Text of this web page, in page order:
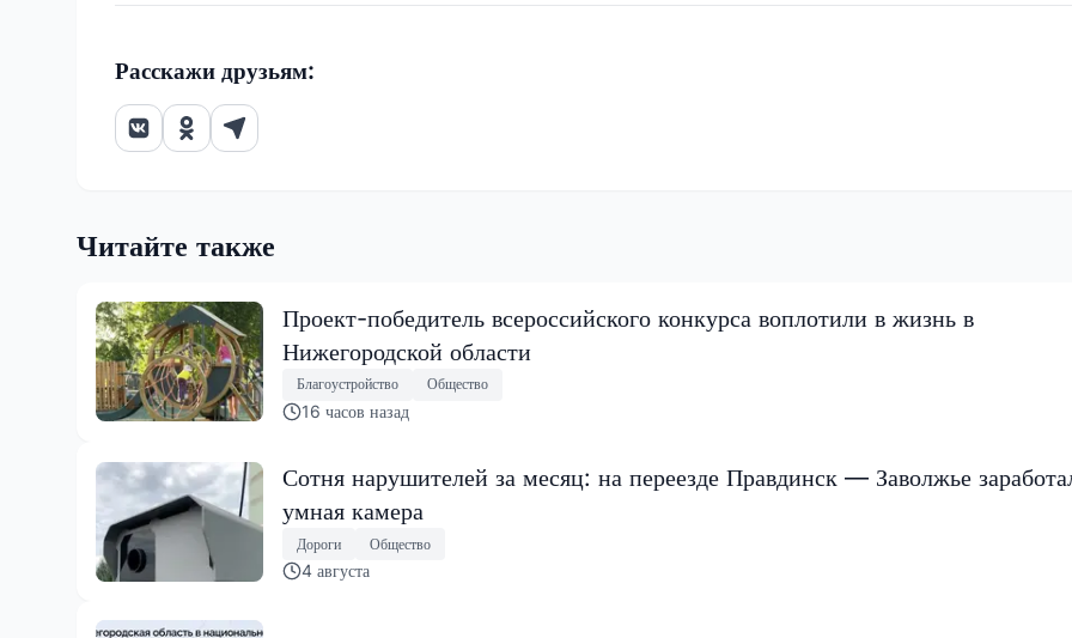
Расскажи друзьям:
Читайте также
Проект-победитель всероссийского конкурса воплотили в жизнь в
Нижегородской области
Благоустройство Общество
16 часов назад
Сотня нарушителей за месяц: на переезде Правдинск — Заволжье
умная камера
Дороги Общество
4 августа